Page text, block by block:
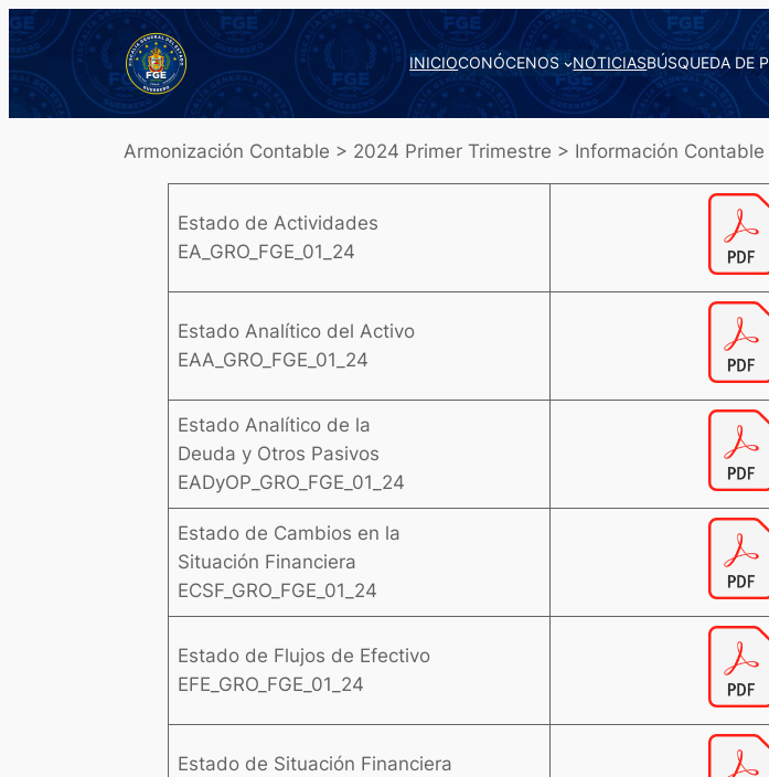
Saltar
al
contenido
INICIOCONÓCENOS NOTICIASBÚSQUEDA DE
Armonización Contable > 2024 Primer Trimestre > Información Contable
Estado de Actividades
EA_GRO_FGE_01_24
Estado Analítico del Activo
EAA_GRO_FGE_01_24
Estado Analítico de la
Deuda y Otros Pasivos
EADyOP_GRO_FGE_01_24
Estado de Cambios en la
Situación Financiera
ECSF_GRO_FGE_01_24
Estado de Flujos de Efectivo
EFE_GRO_FGE_01_24
Estado de Situación Financiera